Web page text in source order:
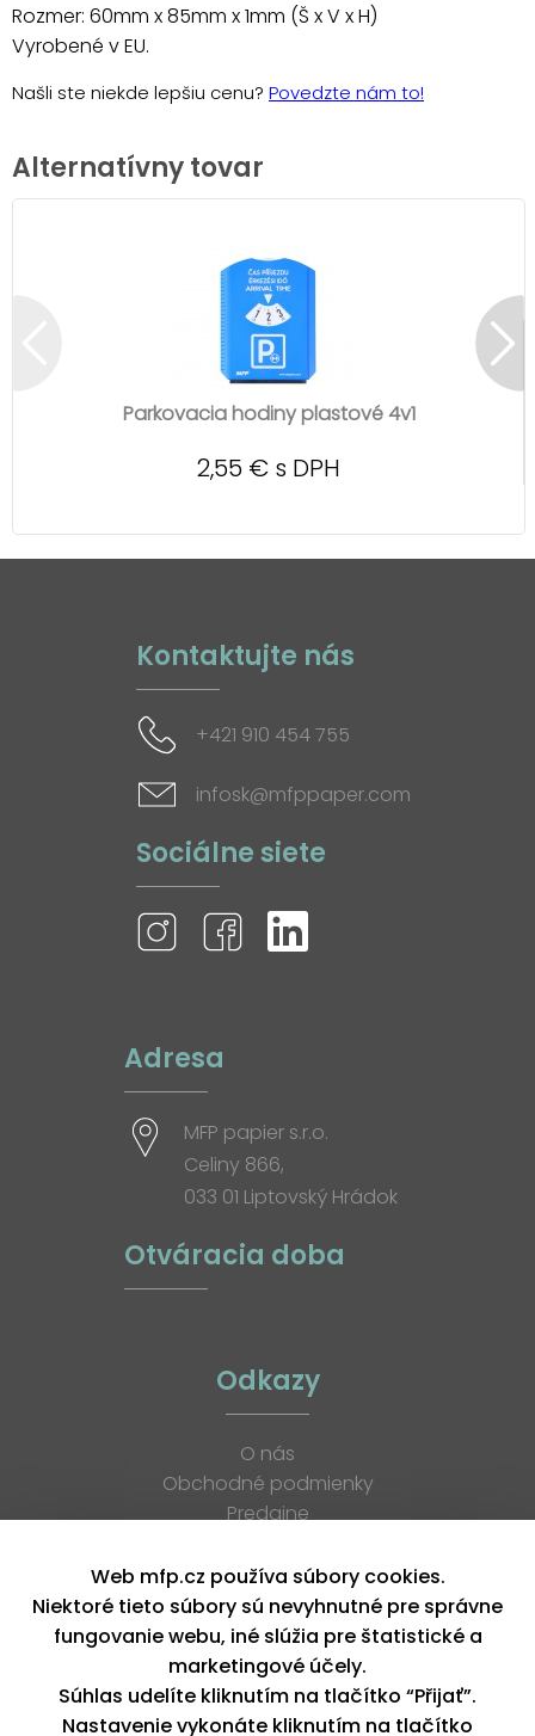
Rozmer: 60mm x 85mm x 1mm (Š x V x H)
Vyrobené v EU.
Našli ste niekde lepšiu cenu? Povedzte nám to!
Alternatívny tovar
Parkovacia hodiny plastové 4v1
2,55 € s DPH
Kontaktujte nás
+421 910 454 755
infosk@mfppaper.com
Sociálne siete
Adresa
MFP papier s.r.o.
Celiny 866,
033 01 Liptovský Hrádok
Otváracia doba
Odkazy
O nás
Obchodné podmienky
Predajne
K stiahnutiu
Blog
Kontakt
Kariéra
XML feed
Web mfp.cz používa súbory cookies.
Niektoré tieto súbory sú nevyhnutné pre správne
fungovanie webu, iné slúžia pre štatistické a
marketingové účely.
Súhlas udelíte kliknutím na tlačítko “Přijať”.
Nastavenie vykonáte kliknutím na tlačítko